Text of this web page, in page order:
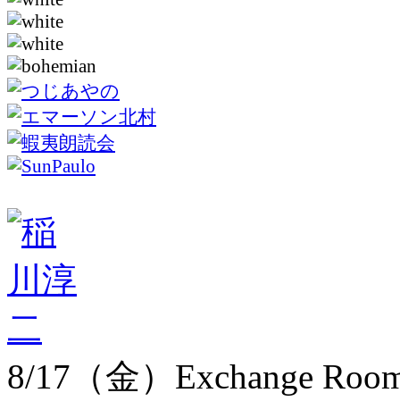
8/17（金）Exchange